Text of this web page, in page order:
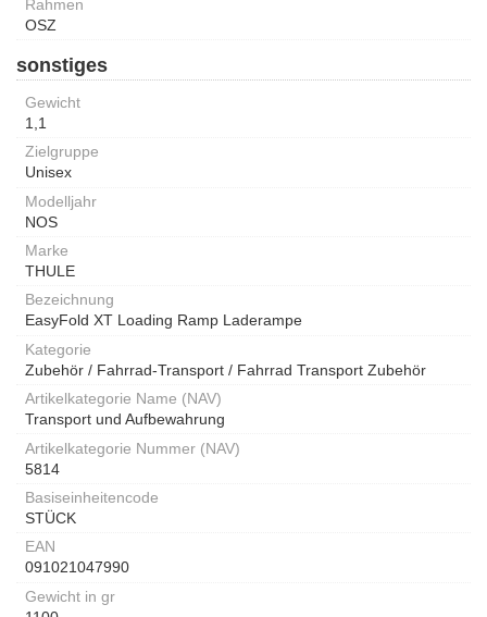
Rahmen
OSZ
sonstiges
Gewicht
1,1
Zielgruppe
Unisex
Modelljahr
NOS
Marke
THULE
Bezeichnung
EasyFold XT Loading Ramp Laderampe
Kategorie
Zubehör / Fahrrad-Transport / Fahrrad Transport Zubehör
Artikelkategorie Name (NAV)
Transport und Aufbewahrung
Artikelkategorie Nummer (NAV)
5814
Basiseinheitencode
STÜCK
EAN
091021047990
Gewicht in gr